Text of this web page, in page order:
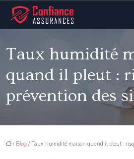
Taux humidité
quand il pleut :
prévention des
/ Blog / Taux humidité maison quand il pleut :